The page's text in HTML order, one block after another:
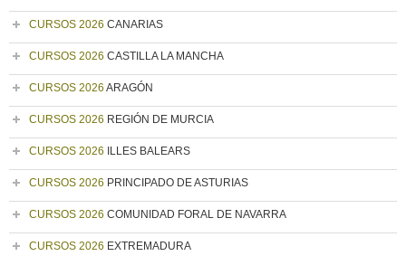
CURSOS 2026 CANARIAS
CURSOS 2026 CASTILLA LA MANCHA
CURSOS 2026 ARAGÓN
CURSOS 2026 REGIÓN DE MURCIA
CURSOS 2026 ILLES BALEARS
CURSOS 2026 PRINCIPADO DE ASTURIAS
CURSOS 2026 COMUNIDAD FORAL DE NAVARRA
CURSOS 2026 EXTREMADURA